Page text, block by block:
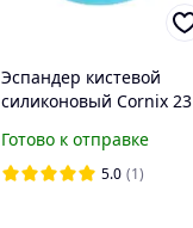
Эспандер кистевой
силиконовый Cornix 23
Готово к отправке
5.0 (1)